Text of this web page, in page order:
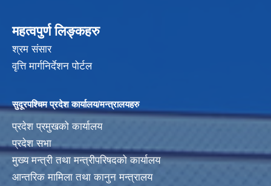
महत्वपुर्ण लिङ्कहरु
श्रम संसार
वृत्ति मार्गनिर्देशन पोर्टल
सुदूरपश्चिम प्रदेश कार्यालय/मन्त्रालयहरु
प्रदेश प्रमुखको कार्यालय
प्रदेश सभा
मुख्य मन्त्री तथा मन्त्रीपरिषदको कार्यालय
आन्तरिक मामिला तथा कानुन मन्त्रालय